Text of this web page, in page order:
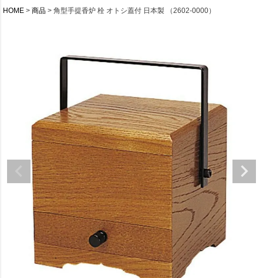
HOME 商品 角型手提香炉 栓 オトシ蓋付 日本製 （2602-0000）